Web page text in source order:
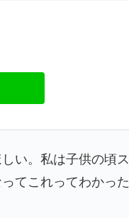
い。私は子供の頃
てこれってわかっ